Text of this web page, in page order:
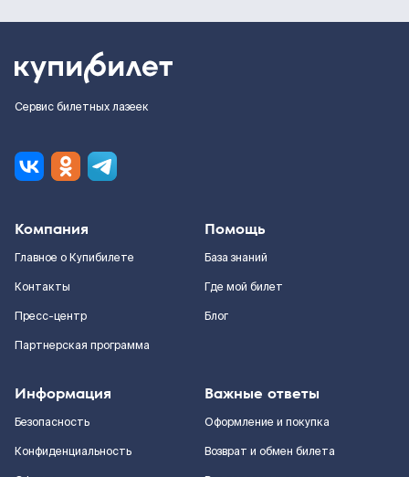
Сервис билетных лазеек
Компания
Главное о Купибилете
Контакты
Пресс-центр
Партнерская программа
Помощь
База знаний
Где мой билет
Блог
Информация
Безопасность
Конфиденциальность
Важные ответы
Оформление и покупка
Возврат и обмен билета